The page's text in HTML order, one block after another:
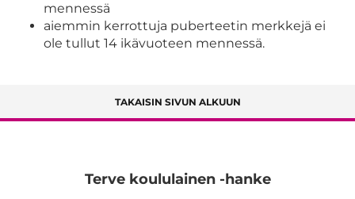
mennessä
aiemmin kerrottuja puberteetin merkkejä ei
ole tullut 14 ikävuoteen mennessä.
TAKAISIN SIVUN ALKUUN
Terve koululainen -hanke